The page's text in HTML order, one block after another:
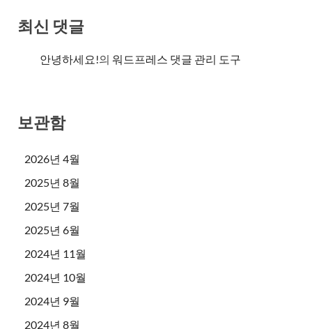
최신 댓글
안녕하세요!의 워드프레스 댓글 관리 도구
보관함
2026년 4월
2025년 8월
2025년 7월
2025년 6월
2024년 11월
2024년 10월
2024년 9월
2024년 8월